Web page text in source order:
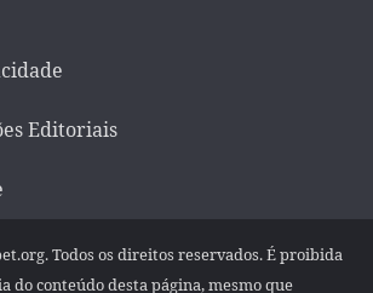
Editoriais
Todos os direitos reservados. É proibida
do conteúdo desta página, mesmo que